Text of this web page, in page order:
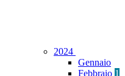
2024
Gennaio
Febbraio 1